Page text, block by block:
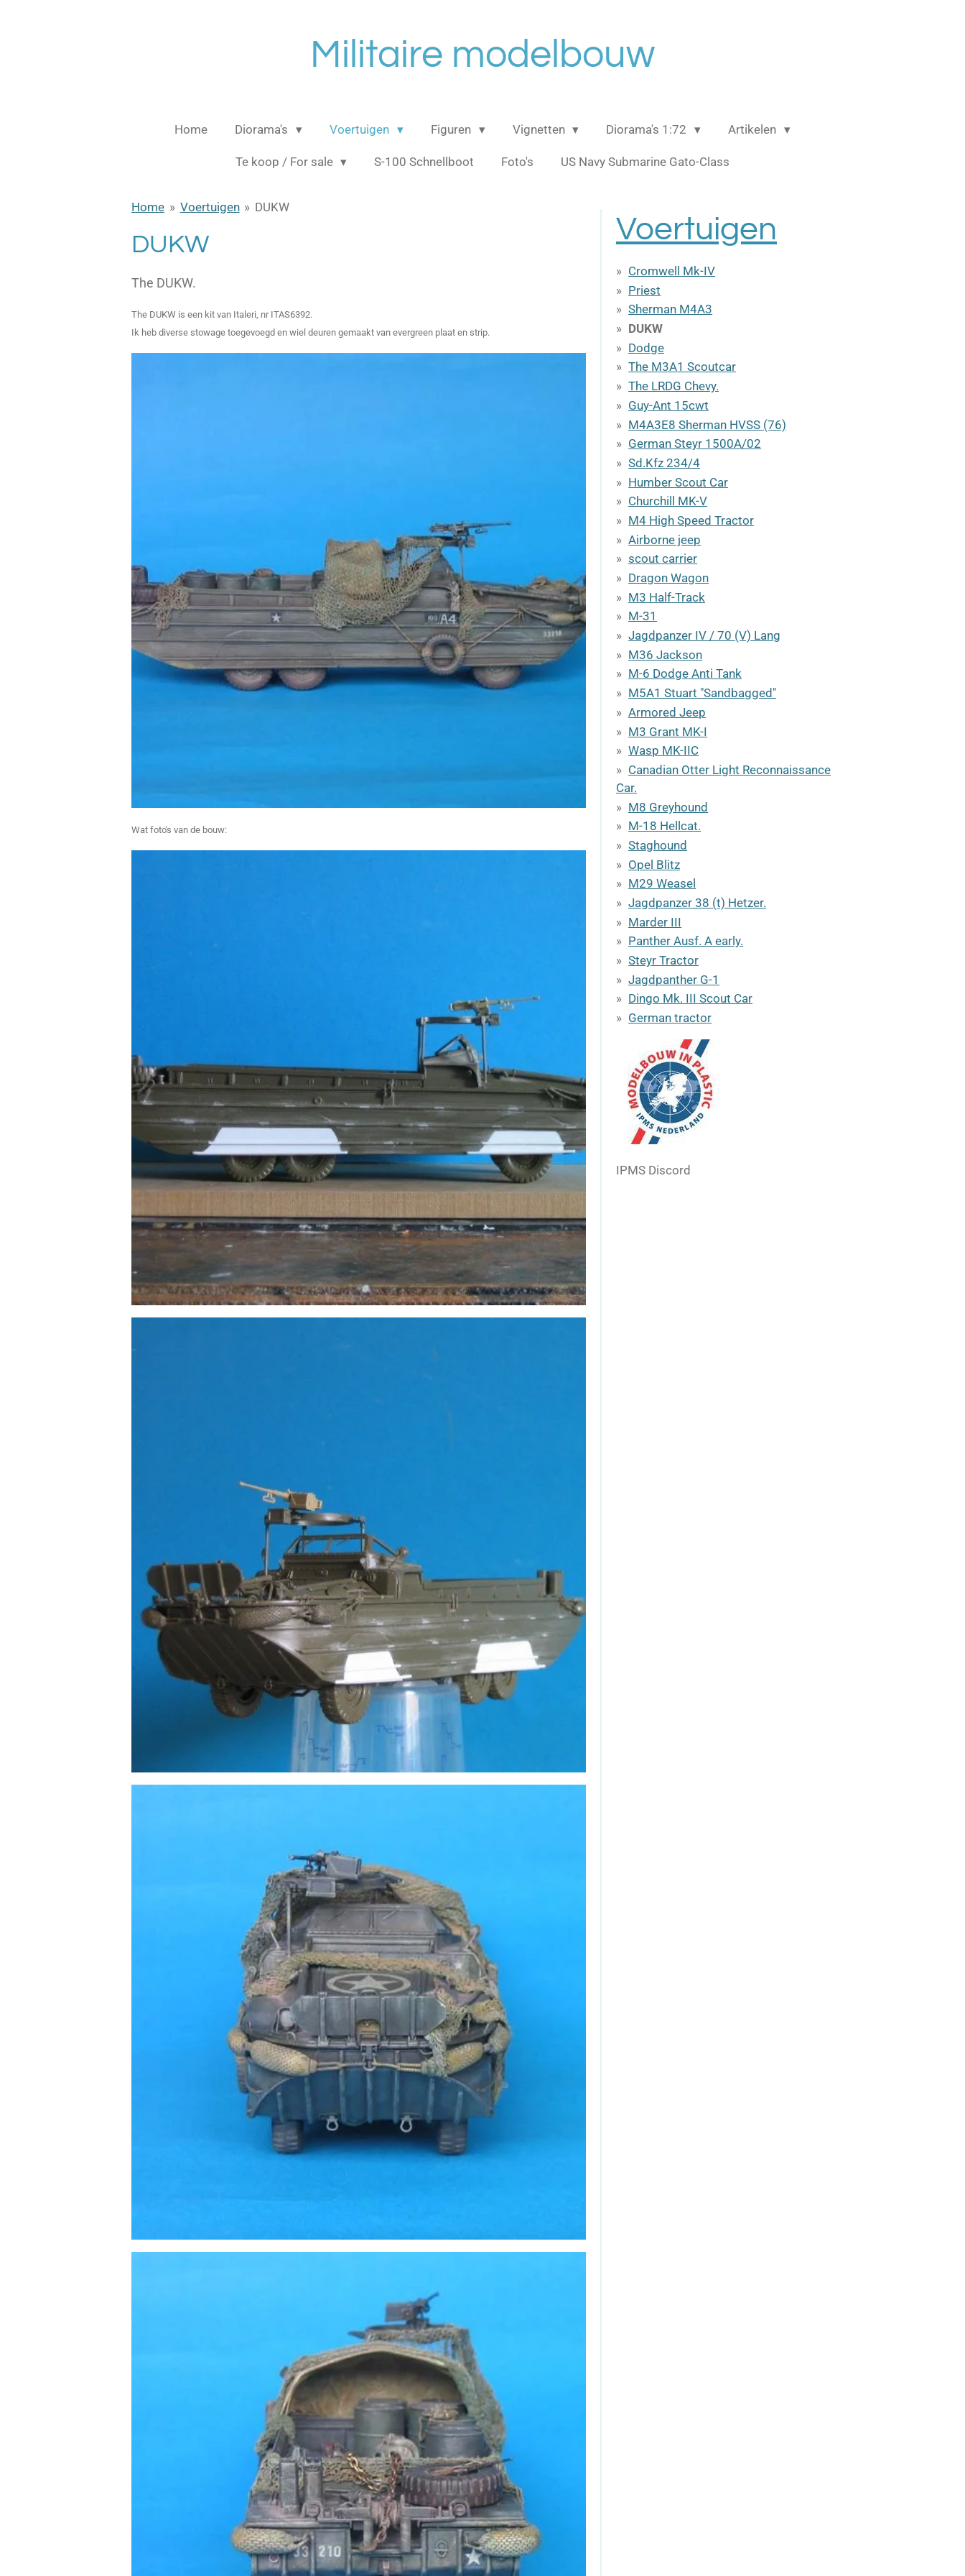
Militaire modelbouw
Home Diorama's Voertuigen Figuren Vignetten Diorama's 1:72 Artikelen
Te koop / For sale S-100 Schnellboot Foto's US Navy Submarine Gato-Class
Home » Voertuigen » DUKW
DUKW
The DUKW.
The DUKW is een kit van Italeri, nr ITAS6392.
Ik heb diverse stowage toegevoegd en wiel deuren gemaakt van evergreen plaat en strip.
Wat foto's van de bouw:
Voertuigen
Cromwell Mk-IV
Priest
Sherman M4A3
DUKW
Dodge
The M3A1 Scoutcar
The LRDG Chevy.
Guy-Ant 15cwt
M4A3E8 Sherman HVSS (76)
German Steyr 1500A/02
Sd.Kfz 234/4
Humber Scout Car
Churchill MK-V
M4 High Speed Tractor
Airborne jeep
scout carrier
Dragon Wagon
M3 Half-Track
M-31
Jagdpanzer IV / 70 (V) Lang
M36 Jackson
M-6 Dodge Anti Tank
M5A1 Stuart "Sandbagged"
Armored Jeep
M3 Grant MK-I
Wasp MK-IIC
Canadian Otter Light Reconnaissance
Car.
M8 Greyhound
M-18 Hellcat.
Staghound
Opel Blitz
M29 Weasel
Jagdpanzer 38 (t) Hetzer.
Marder III
Panther Ausf. A early.
Steyr Tractor
Jagdpanther G-1
Dingo Mk. III Scout Car
German tractor
IPMS Discord